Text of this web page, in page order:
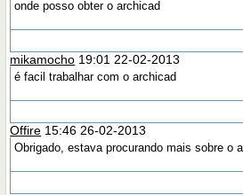
onde posso obter o archicad
mikamocho 19:01 22-02-2013
é facil trabalhar com o archicad
Offire 15:46 26-02-2013
Obrigado, estava procurando mais sobre o